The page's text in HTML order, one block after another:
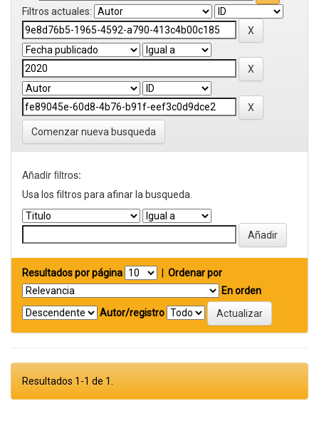
Filtros actuales:
Comenzar nueva busqueda
Añadir filtros:
Usa los filtros para afinar la busqueda.
Resultados por página
Ordenar por
En orden
Autor/registro
Resultados 1-1 de 1.